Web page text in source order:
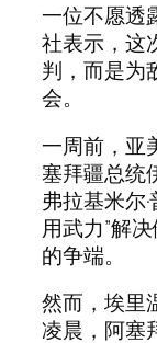
一位不愿透
社表示，这
判，而是为
会。
一周前，亚
塞拜疆总统
弗拉基米尔
用武力”解
的争端。
然而，埃里
凌晨，阿塞